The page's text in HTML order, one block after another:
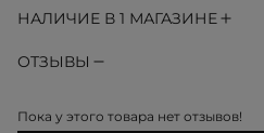
НАЛИЧИЕ В 1 МАГАЗИНЕ
ОТЗЫВЫ
Пока у этого товара нет отзывов!